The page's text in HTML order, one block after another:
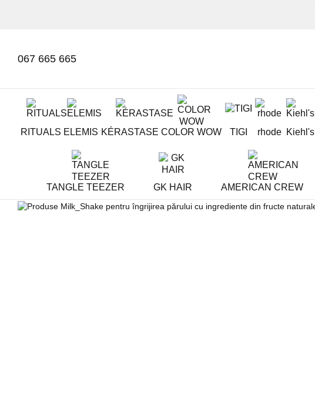
067 665 665
RITUALS ELEMIS KÉRASTASE COLOR WOW TIGI rhode Kiehl's
TANGLE TEEZER GK HAIR AMERICAN CREW